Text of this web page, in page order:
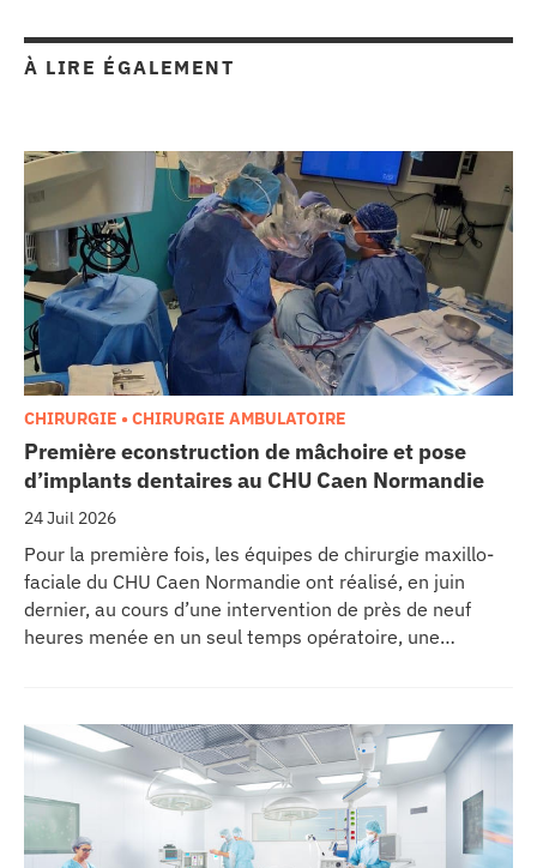
À LIRE ÉGALEMENT
Première econstruction de mâchoire et pose
d’implants dentaires au CHU Caen Normandie
24 Juil 2026
CHIRURGIE • CHIRURGIE AMBULATOIRE
Pour la première fois, les équipes de chirurgie maxillo-
faciale du CHU Caen Normandie ont réalisé, en juin
dernier, au cours d’une intervention de près de neuf
heures menée en un seul temps opératoire, une